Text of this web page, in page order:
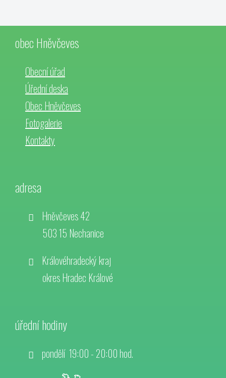
obec Hněvčeves
Obecní úřad
Úřední deska
Obec Hněvčeves
Fotogalerie
Kontakty
adresa
Hněvčeves 42
503 15 Nechanice
Královéhradecký kraj
okres Hradec Králové
úřední hodiny
pondělí 19:00 - 20:00 hod.